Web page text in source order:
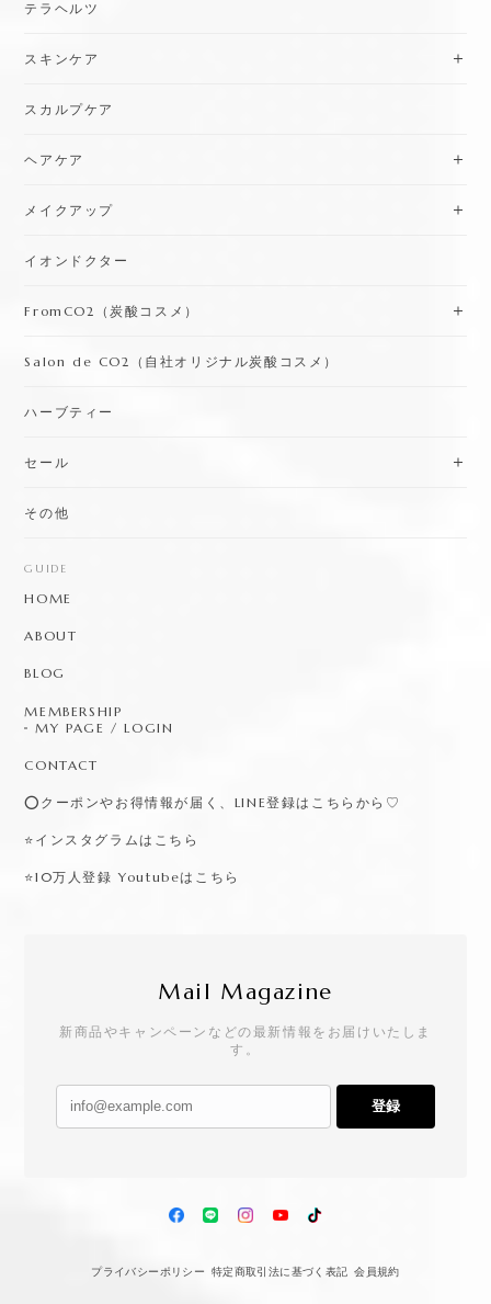
テラヘルツ
スキンケア
スカルプケア
ヘアケア
メイクアップ
イオンドクター
FromCO2（炭酸コスメ）
Salon de CO2（自社オリジナル炭酸コスメ）
ハーブティー
セール
その他
GUIDE
HOME
ABOUT
BLOG
MEMBERSHIP
MY PAGE / LOGIN
CONTACT
⭕️クーポンやお得情報が届く、LINE登録はこちらから♡
⭐️インスタグラムはこちら
⭐️10万人登録 Youtubeはこちら
Mail Magazine
新商品やキャンペーンなどの最新情報をお届けいたしま
す。
登録
プライバシーポリシー 特定商取引法に基づく表記 会員規約